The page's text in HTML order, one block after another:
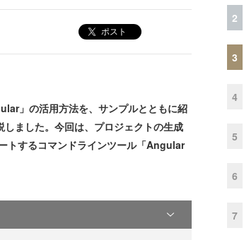
ポスト
」の活用方法を、サンプルとともに紹
ました。今回は、プロジェクトの生成
トするコマンドラインツール「Angular
2
3
4
5
6
7